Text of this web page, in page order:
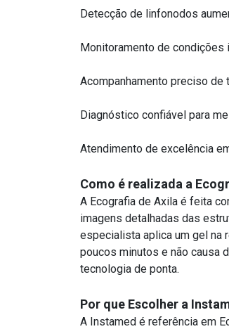
Detecção de linfonodos
Monitoramento de condições
Acompanhamento preciso de
Diagnóstico confiável para
Atendimento de excelência
Como é realizada a
A Ecografia de Axila é feita
imagens detalhadas das
especialista aplica um gel na
poucos minutos e não causa
tecnologia de ponta.
Por que Escolher a
A Instamed é referência em